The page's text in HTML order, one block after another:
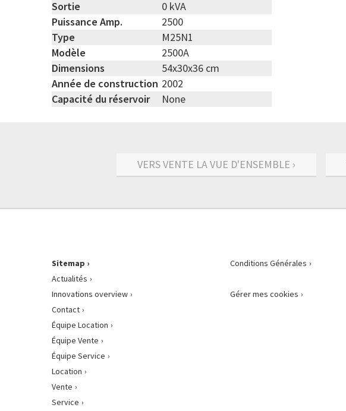
Sortie
0 kVA
Puissance Amp.
2500
Type
M25N1
Modèle
2500A
Dimensions
54x30x36 cm
Année de construction 2002
Capacité du réservoir
None
VERS VENTE LA VUE D'ENSEMBLE ›
Sitemap
Actualités
Innovations overview
Contact
Équipe Location
Équipe Vente
Équipe Service
Location
Vente
Service
Conditions Générales
Gérer mes cookies